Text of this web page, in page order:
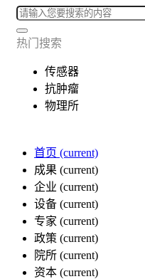
热门搜索
传感器
抗肿瘤
物理所
首页 (current)
成果 (current)
企业 (current)
设备 (current)
专家 (current)
政策 (current)
院所 (current)
资本 (current)